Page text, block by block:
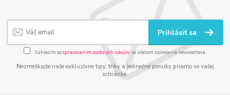
Prihlásiť sa
Súhlasím sospracovaním osobných údajov za účelom zasielania newslettera.
Nezmeškajte naše exkluzívne tipy, triky a jedinečné ponuky priamo vo vašej
schránke.